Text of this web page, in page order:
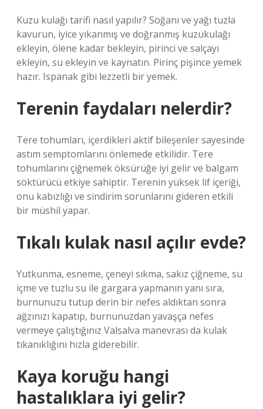
Kuzu kulağı tarifi nasıl yapılır? Soğanı ve yağı tuzla
kavurun, iyice yıkanmış ve doğranmış kuzukulağı
ekleyin, ölene kadar bekleyin, pirinci ve salçayı
ekleyin, su ekleyin ve kaynatın. Pirinç pişince yemek
hazır. Ispanak gibi lezzetli bir yemek.
Terenin faydaları nelerdir?
Tere tohumları, içerdikleri aktif bileşenler sayesinde
astım semptomlarını önlemede etkilidir. Tere
tohumlarını çiğnemek öksürüğe iyi gelir ve balgam
söktürücü etkiye sahiptir. Terenin yüksek lif içeriği,
onu kabızlığı ve sindirim sorunlarını gideren etkili
bir müshil yapar.
Tıkalı kulak nasıl açılır evde?
Yutkunma, esneme, çeneyi sıkma, sakız çiğneme, su
içme ve tuzlu su ile gargara yapmanın yanı sıra,
burnunuzu tutup derin bir nefes aldıktan sonra
ağzınızı kapatıp, burnunuzdan yavaşça nefes
vermeye çalıştığınız Valsalva manevrası da kulak
tıkanıklığını hızla giderebilir.
Kaya koruğu hangi
hastalıklara iyi gelir?